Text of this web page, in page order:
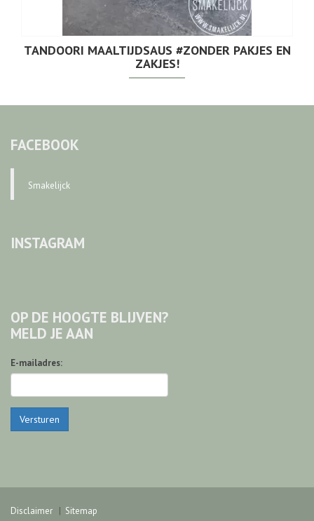
TANDOORI MAALTIJDSAUS #ZONDER PAKJES EN
ZAKJES!
FACEBOOK
Smakelijck
INSTAGRAM
OP DE HOOGTE BLIJVEN?
MELD JE AAN
E-mailadres:
Versturen
Disclaimer
Sitemap